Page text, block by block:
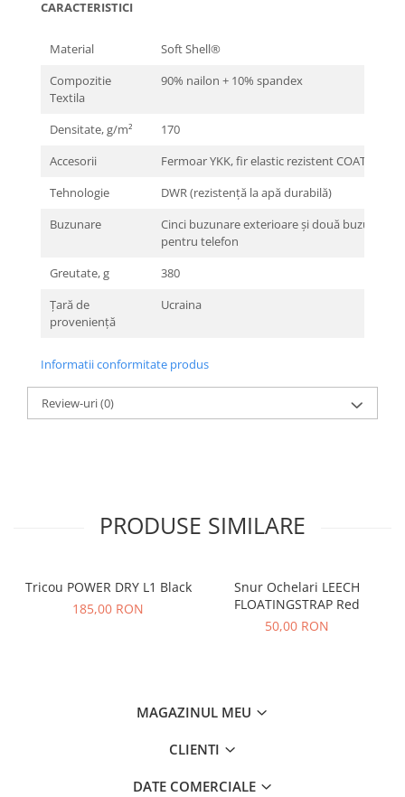
CARACTERISTICI
Material
Soft Shell®
Compozitie
Textila
90% nailon + 10% spandex
Densitate, g/m²
170
Accesorii
Fermoar YKK, fir elastic rezistent COATS
Tehnologie
DWR (rezistență la apă durabilă)
Buzunare
Cinci buzunare exterioare și două buzunare
pentru telefon
Greutate, g
380
Țară de
proveniență
Ucraina
Informatii conformitate produs
Review-uri(0)
PRODUSE SIMILARE
Tricou POWER DRY L1 Black
185,00 RON
Snur Ochelari LEECH
FLOATINGSTRAP Red
50,00 RON
MAGAZINUL MEU
CLIENTI
DATE COMERCIALE